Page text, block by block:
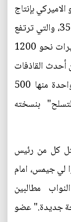
بإنتاج
الجيل المتطور من الطائرات المقاتلة، اف-35، والتي ترتفع
كلفتها بصورة جنونية بلغت أحدث التقديرات نحو 1200
من أحدث القاذفات
الاستراتيجية من طراز بي-21، كلفة الواحدة منها 500
بنسخته
كل من رئيس
لي جيمس، امام
مطالبين
جديدة." عضو